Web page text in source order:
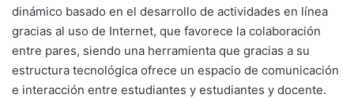
dinámico basado en el desarrollo de actividades en línea
gracias al uso de Internet, que favorece la colaboración
entre pares, siendo una herramienta que gracias a su
estructura tecnológica ofrece un espacio de comunicación
e interacción entre estudiantes y estudiantes y docente.